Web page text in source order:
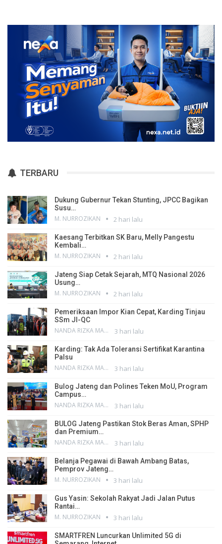
TERBARU
Dukung Gubernur Tekan Stunting, JPCC Bagikan
Susu…
M. NURROZIKAN 2 hari lalu
Kaesang Terbitkan SK Baru, Melly Pangestu
Kembali…
M. NURROZIKAN 2 hari lalu
Jateng Siap Cetak Sejarah, MTQ Nasional 2026
Usung…
M. NURROZIKAN 2 hari lalu
Pemeriksaan Impor Kian Cepat, Karding Tinjau
SSm JI-QC
NANDA RIZKA MAHENDRA 3 hari lalu
Karding: Tak Ada Toleransi Sertifikat Karantina
Palsu
NANDA RIZKA MAHENDRA 3 hari lalu
Bulog Jateng dan Polines Teken MoU, Program
Campus…
NANDA RIZKA MAHENDRA 3 hari lalu
BULOG Jateng Pastikan Stok Beras Aman, SPHP
dan Premium…
NANDA RIZKA MAHENDRA 3 hari lalu
Belanja Pegawai di Bawah Ambang Batas,
Pemprov Jateng…
M. NURROZIKAN 3 hari lalu
Gus Yasin: Sekolah Rakyat Jadi Jalan Putus
Rantai…
M. NURROZIKAN 3 hari lalu
SMARTFREN Luncurkan Unlimited 5G di